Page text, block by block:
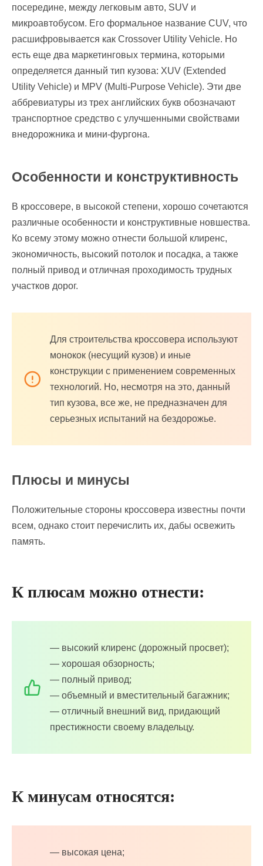
посередине, между легковым авто, SUV и
микроавтобусом. Его формальное название CUV, что
расшифровывается как Crossover Utility Vehicle. Но
есть еще два маркетинговых термина, которыми
определяется данный тип кузова: XUV (Extended
Utility Vehicle) и MPV (Multi-Purpose Vehicle). Эти две
аббревиатуры из трех английских букв обозначают
транспортное средство с улучшенными свойствами
внедорожника и мини-фургона.
Особенности и конструктивность
В кроссовере, в высокой степени, хорошо сочетаются
различные особенности и конструктивные новшества.
Ко всему этому можно отнести большой клиренс,
экономичность, высокий потолок и посадка, а также
полный привод и отличная проходимость трудных
участков дорог.
Для строительства кроссовера используют
монокок (несущий кузов) и иные
конструкции с применением современных
технологий. Но, несмотря на это, данный
тип кузова, все же, не предназначен для
серьезных испытаний на бездорожье.
Плюсы и минусы
Положительные стороны кроссовера известны почти
всем, однако стоит перечислить их, дабы освежить
память.
К плюсам можно отнести:
— высокий клиренс (дорожный просвет);
— хорошая обзорность;
— полный привод;
— объемный и вместительный багажник;
— отличный внешний вид, придающий
престижности своему владельцу.
К минусам относятся:
— высокая цена;